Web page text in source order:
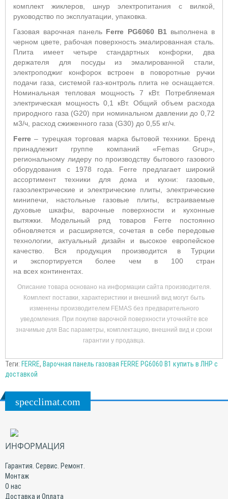
комплект жиклеров, шнур электропитания с вилкой,
руководство по эксплуатации, упаковка.
Газовая варочная панель Ferre PG6060 B1 выполнена в
черном цвете, рабочая поверхность эмалированная сталь.
Плита имеет четыре стандартных конфорки, два
держателя для посуды из эмалированной стали,
электроподжиг конфорок встроен в поворотные ручки
подачи газа, системой газ-контроль плита не оснащается.
Номинальная тепловая мощность 7 кВт. Потребляемая
электрическая мощность 0,1 кВт. Общий объем расхода
природного газа (G20) при номинальном давлении до 0,72
м3/ч, расход сжиженного газа (G30) до 0,55 кг/ч.
Ferre – турецкая торговая марка бытовой техники. Бренд
принадлежит группе компаний «Femas Grup»,
региональному лидеру по производству бытового газового
оборудования с 1978 года. Ferre предлагает широкий
ассортимент техники для дома и кухни: газовые,
газоэлектрические и электрические плиты, электрические
минипечи, настольные газовые плиты, встраиваемые
духовые шкафы, варочные поверхности и кухонные
вытяжки. Модельный ряд товаров Ferre постоянно
обновляется и расширяется, сочетая в себе передовые
технологии, актуальный дизайн и высокое европейское
качество. Вся продукция производится в Турции
и экспортируется более чем в 100 стран
на всех континентах.
Описание товара основано на информации сайта производителя.
Комплект поставки, характеристики и внешний вид могут быть
изменены производителем FEMAS без предварительного
уведомления. При покупке варочной поверхности уточняйте все
значимые для Вас параметры, комплектацию, внешний вид и сроки
гарантии у продавца.
Теги: FERRE, Варочная панель газовая FERRE PG6060 B1 купить в ЛНР с
доставкой
specclimat.com
ИНФОРМАЦИЯ
Гарантия. Сервис. Ремонт.
Монтаж
О нас
Доставка и Оплата